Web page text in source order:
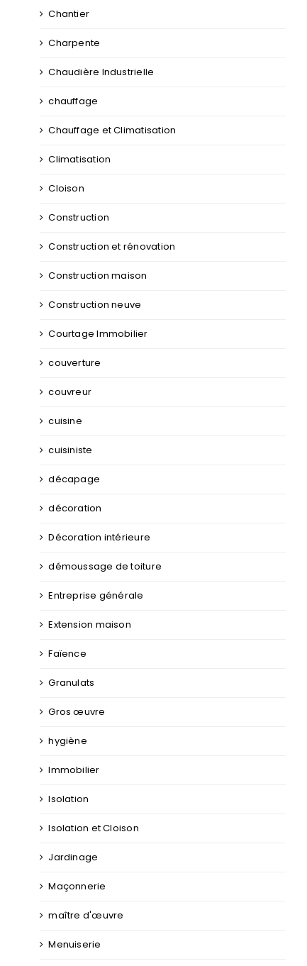
Chantier
Charpente
Chaudière Industrielle
chauffage
Chauffage et Climatisation
Climatisation
Cloison
Construction
Construction et rénovation
Construction maison
Construction neuve
Courtage Immobilier
couverture
couvreur
cuisine
cuisiniste
décapage
décoration
Décoration intérieure
démoussage de toiture
Entreprise générale
Extension maison
Faïence
Granulats
Gros œuvre
hygiène
Immobilier
Isolation
Isolation et Cloison
Jardinage
Maçonnerie
maître d'œuvre
Menuiserie